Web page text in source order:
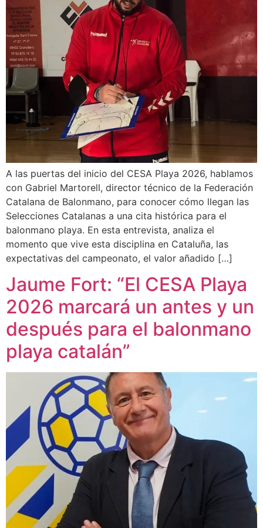
A las puertas del inicio del CESA Playa 2026, hablamos
con Gabriel Martorell, director técnico de la Federación
Catalana de Balonmano, para conocer cómo llegan las
Selecciones Catalanas a una cita histórica para el
balonmano playa. En esta entrevista, analiza el
momento que vive esta disciplina en Cataluña, las
expectativas del campeonato, el valor añadido […]
Jaume Fort: “El CESA Playa
2026 marcará un antes y un
después para el balonmano
playa catalán”